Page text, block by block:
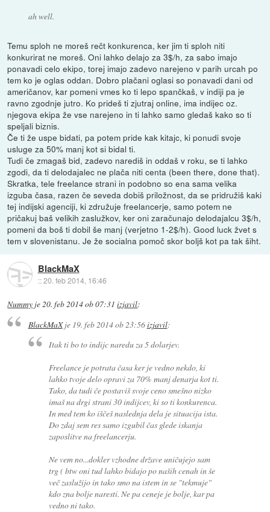
ah well.
Temu sploh ne moreš rečt konkurenca, ker jim ti sploh niti
konkurirat ne moreš. Oni lahko delajo za 3$/h, za sabo imajo
ponavadi celo ekipo, torej imajo zadevo narejeno v parih urcah po
tem ko je oglas oddan. Dobro plačani oglasi so ponavadi dani od
američanov, kar pomeni vmes ko ti lepo spančkaš, v indiji pa je
ravno zgodnje jutro. Ko prideš ti zjutraj online, ima indijec oz.
njegova ekipa že vse narejeno in ti lahko samo gledaš kako so ti
speljali biznis.
Če ti že uspe bidati, pa potem pride kak kitajc, ki ponudi svoje
usluge za 50% manj kot si bidal ti.
Tudi če zmagaš bid, zadevo narediš in oddaš v roku, se ti lahko
zgodi, da ti delodajalec ne plača niti centa (been there, done that).
Skratka, tele freelance strani in podobno so ena sama velika
izguba časa, razen če seveda dobiš priložnost, da se pridružiš kaki
tej indijski agenciji, ki združuje freelancerje, samo potem ne
pričakuj baš velikih zaslužkov, ker oni zaračunajo delodajalcu 3$/h,
pomeni da boš ti dobil še manj (verjetno 1-2$/h). Good luck žvet s
tem v slovenistanu. Je že socialna pomoč skor boljš kot pa tak šiht.
BlackMaX
::20. feb 2014, 16:46
Nummy je20. feb 2014 ob 07:31 izjavil:
BlackMaXje 19. feb 2014 ob 23:56izjavil:
Itak ti bo to indijc naredu za 5 dolarjev.
Freelance je potrata časa ker je vedno nekdo, ki
lahko tvoje delo opravi za 70% manj denarja kot ti.
Tako, da tudi če postaviš svoje ceno smešno nizko
imaš na drgi strani 30 indijcev, ki so ti konkurenca.
In med tem ko iščeš naslednja dela je situacija ista.
Do zdaj sem res samo izgubil čas glede iskanja
zaposlitve na freelancerju.
Ne vem no...dokler vzhodne države uničujejo sam
trg ( btw oni tud lahko bidajo po naših cenah in še
več zaslužijo in tako smo na istem in se "tekmuje"
kdo zna bolje naresti. Ne pa ceneje je bolje, kar pa
vedno ni tako.